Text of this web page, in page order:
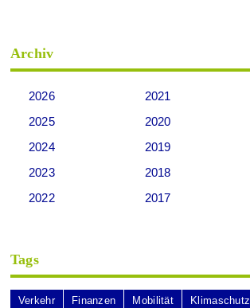
Archiv
2026
2025
2024
2023
2022
2021
2020
2019
2018
2017
Tags
Verkehr Finanzen Mobilität Klimaschutz